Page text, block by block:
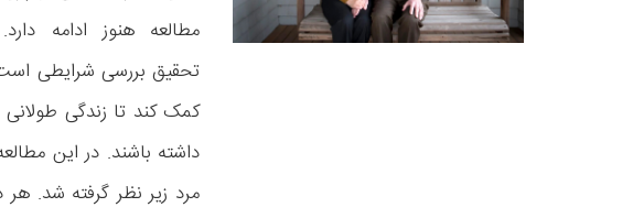
مطالعه هنوز ادامه
تحقیق بررسی شرایطی
کمک کند تا زندگی
مرد زیر نظر گرفته شد. هر